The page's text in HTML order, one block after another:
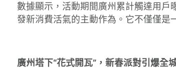
數據顯示，活動期間廣州累計觸達用
發新消費活氣的主動作為。它不僅僅是
廣州塔下“花式開瓦”，新春派對引爆全